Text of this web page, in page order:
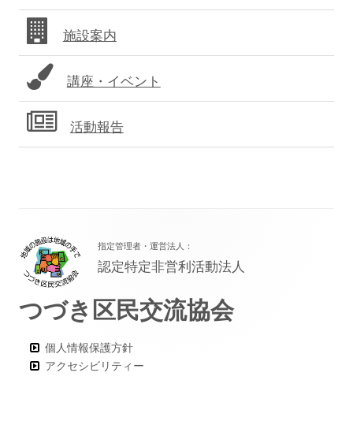
バ
ー
施設案内
講座・イベント
活動報告
ッ
タ
ー・
ン
指定管理者・運営法人：
認定特定非営利活動法人
つづき区民交流協会
個人情報保護方針
アクセシビリティー